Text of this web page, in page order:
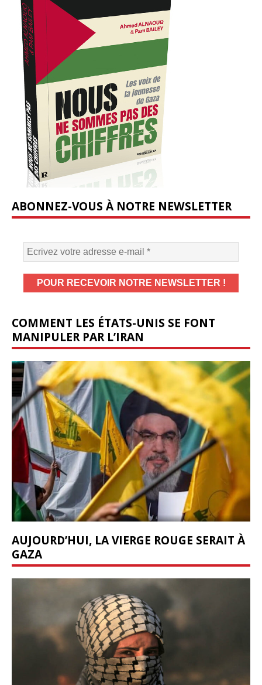
ABONNEZ-VOUS À NOTRE NEWSLETTER
COMMENT LES ÉTATS-UNIS SE FONT
MANIPULER PAR L’IRAN
AUJOURD’HUI, LA VIERGE ROUGE SERAIT À
GAZA